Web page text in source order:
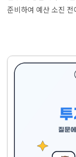
준비하여 예산 소진